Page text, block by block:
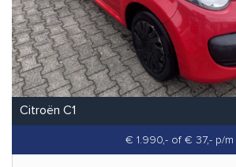
Citroën C1
€ 1.990,- of € 37,- p/m